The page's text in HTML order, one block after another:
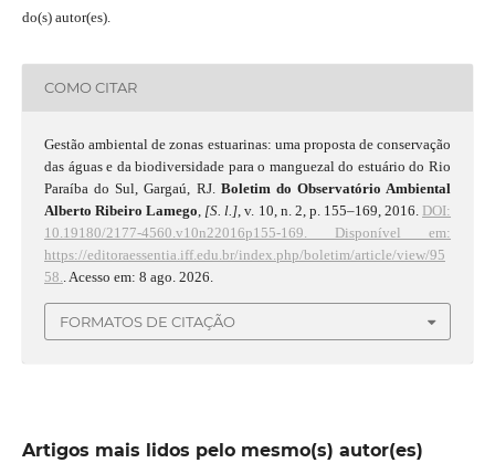
do(s) autor(es).
COMO CITAR
Gestão ambiental de zonas estuarinas: uma proposta de conservação
das águas e da biodiversidade para o manguezal do estuário do Rio
Paraíba do Sul, Gargaú, RJ. Boletim do Observatório Ambiental
Alberto Ribeiro Lamego [S. l.] , v. 10, n. 2, p. 155–169, 2016. DOI:
10.19180/2177-4560.v10n22016p155-169.
Disponível em:
https://editoraessentia.iff.edu.br/index.php/boletim/article/view/95
58.
. Acesso em: 8 ago. 2026.
FORMATOS DE CITAÇÃO
Artigos mais lidos pelo mesmo(s) autor(es)